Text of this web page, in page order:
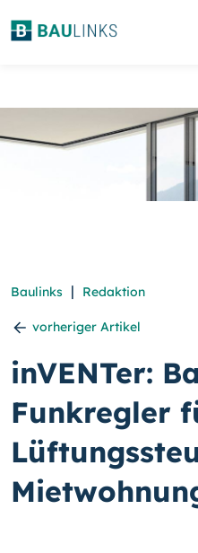
Baulinks | Redaktion
vorheriger Artikel
inVENTer:
Funkregler